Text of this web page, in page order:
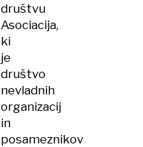
društvu
Asociacija,
ki
je
društvo
nevladnih
organizacij
in
posameznikov